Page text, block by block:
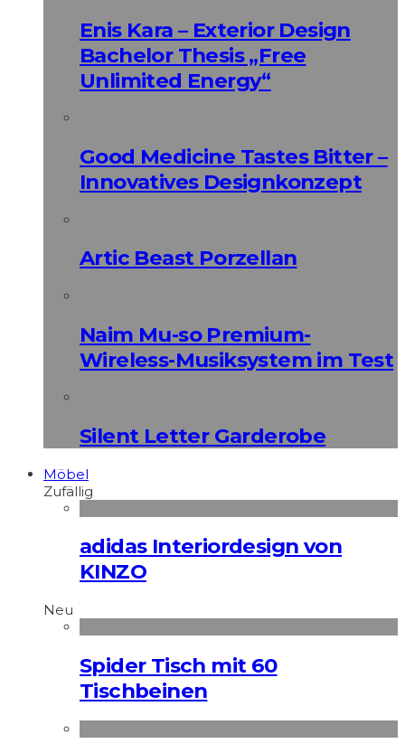
Enis Kara – Exterior Design
Bachelor Thesis „Free
Unlimited Energy“
Good Medicine Tastes Bitter –
Innovatives Designkonzept
Artic Beast Porzellan
Naim Mu-so Premium-
Wireless-Musiksystem im Test
Silent Letter Garderobe
Möbel
Zufällig
adidas Interiordesign von
KINZO
Neu
Spider Tisch mit 60
Tischbeinen